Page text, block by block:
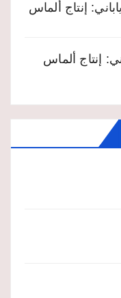
إنتاج ألماس
إنتاج ألماس